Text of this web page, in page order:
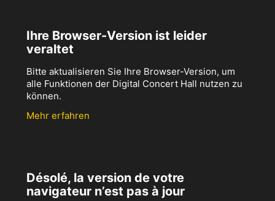
Ihre Browser-Version ist leider
veraltet
Bitte aktualisieren Sie Ihre Browser-Version, um
alle Funktionen der Digital Concert Hall nutzen zu
können.
Mehr erfahren
Désolé, la version de votre
navigateur n’est pas à jour